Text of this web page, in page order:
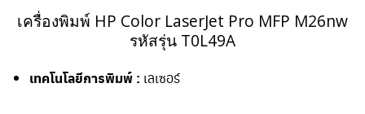
เครื่องพิมพ์ HP Color LaserJet Pro MFP M26nw
รหัสรุ่น T0L49A
เทคโนโลยีการพิมพ์ : เลเซอร์